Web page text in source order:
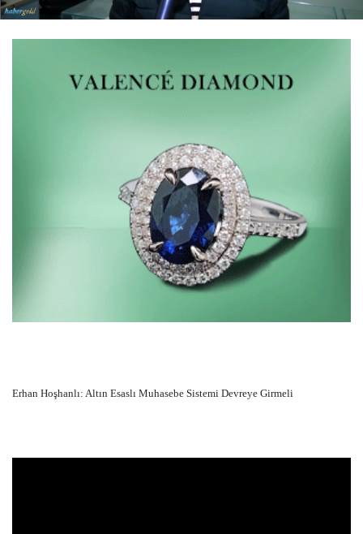
Erhan Hoşhanlı: Altın Esaslı Muhasebe Sistemi Devreye Girmeli